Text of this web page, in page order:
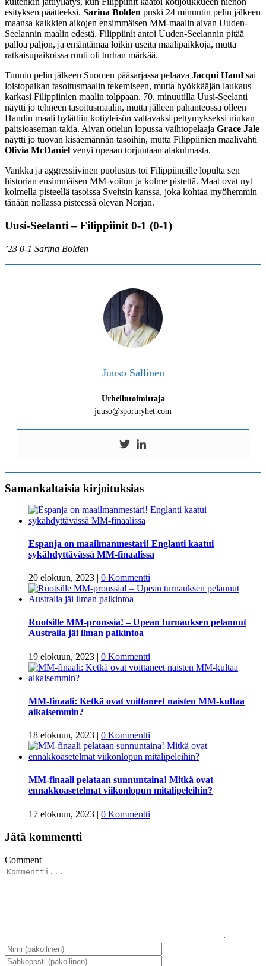
esityksen päätteeksi. Sarina Bolden puski 24 minuutin pelin jälkeen
maansa kaikkien aikojen ensimmäisen MM-maalin aivan Uuden-
Seelannin maalin edestä. Filippiinit antoi Uuden-Seelannin pitää
palloa paljon, ja emäntämaa loikin useita maalipaikkoja, mutta
ratkaisupaikoissa ruuti oli turhan märkää.
Tunnin pelin jälkeen Suomen pääsarjassa pelaava Jacqui Hand sai
loistopaikan tasoitusmaalin tekemiseen, mutta hyökkääjän laukaus
karkasi Filippiinien maalin tolppaan. 70. minuutilla Uusi-Seelanti
näytti jo tehneen tasoitusmaalin, mutta jälleen pahanteossa olleen
Handin maali hylättiin kotiyleisön valtavaksi pettymykseksi niukan
paitsioaseman takia. Aivan ottelun lopussa vaihtopelaaja Grace Jale
näytti jo tuovan kisaemännän tasoihin, mutta Filippiinien maalivahti
Olivia McDaniel venyi upeaan torjuntaan alakulmasta.
Vankka ja aggressiivinen puolustus toi Filippiineille lopulta sen
historian ensimmäisen MM-voiton ja kolme pistettä. Maat ovat nyt
kolmella pisteellä tasoissa Sveitsin kanssa, joka kohtaa myöhemmin
tänään nollassa pisteessä olevan Norjan.
Uusi-Seelanti – Filippiinit 0-1 (0-1)
’23 0-1 Sarina Bolden
Juuso Sallinen
Urheilutoimittaja
juuso@sportnyhet.com
Samankaltaisia kirjoituksias
Espanja on maailmanmestari! Englanti kaatui
sykähdyttävässä MM-finaalissa
20 elokuun, 2023 | 0 Kommentti
Ruotsille MM-pronssia! – Upean turnauksen pelannut
Australia jäi ilman palkintoa
19 elokuun, 2023 | 0 Kommentti
MM-finaali: Ketkä ovat voittaneet naisten MM-kultaa
aikaisemmin?
18 elokuun, 2023 | 0 Kommentti
MM-finaali pelataan sunnuntaina! Mitkä ovat
ennakkoasetelmat viikonlopun mitalipeleihin?
17 elokuun, 2023 | 0 Kommentti
Jätä kommentti
Comment